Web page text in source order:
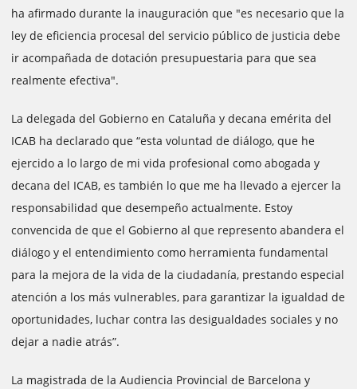
ha afirmado durante la inauguración que "es necesario que la
ley de eficiencia procesal del servicio público de justicia debe
ir acompañada de dotación presupuestaria para que sea
realmente efectiva".
La delegada del Gobierno en Cataluña y decana emérita del
ICAB ha declarado que “esta voluntad de diálogo, que he
ejercido a lo largo de mi vida profesional como abogada y
decana del ICAB, es también lo que me ha llevado a ejercer la
responsabilidad que desempeño actualmente. Estoy
convencida de que el Gobierno al que represento abandera el
diálogo y el entendimiento como herramienta fundamental
para la mejora de la vida de la ciudadanía, prestando especial
atención a los más vulnerables, para garantizar la igualdad de
oportunidades, luchar contra las desigualdades sociales y no
dejar a nadie atrás”.
La magistrada de la Audiencia Provincial de Barcelona y